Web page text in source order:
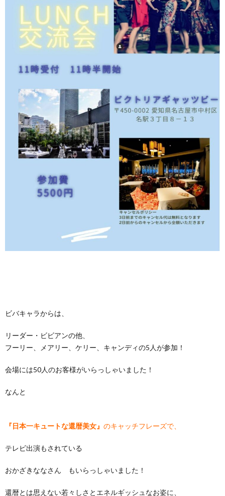
ビバキャラからは、
リーダー・ビビアンの他、
フーリー、メアリー、ケリー、キャンディの5人が参加！
会場には50人のお客様がいらっしゃいました！
なんと
『日本一キュートな還暦美女』 のキャッチフレーズで、
テレビ出演もされている
おかざきななさん もいらっしゃいました！
還暦とは思えない若々しさとエネルギッシュなお姿に、